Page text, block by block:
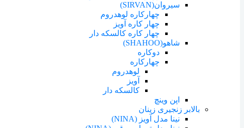
سیروان(SIRVAN)
چهارکاره لوهدروم
چهار کاره آویز
چهار کاره کالسکه دار
شاهو(SHAHOO)
دوکاره
چهارکاره
لوهدروم
آویز
کالسکه دار
اپن وینچ
بالابر زنجیری زینان
نینا مدل آویز (NINA)